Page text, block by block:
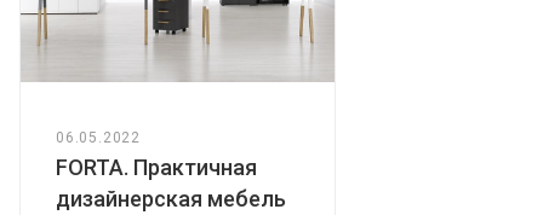
06.05.2022
FORTA. Практичная
дизайнерская мебель